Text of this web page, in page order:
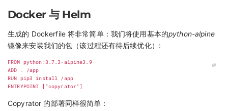
Docker 与 Helm
生成的 Dockerfile 将非常简单：我们将使用基本的python-alpine
镜像来安装我们的包（该过程还有待后续优化）:
FROM python:3.7.3-alpine3.9
ADD . /app
RUN pip3 install /app
ENTRYPOINT
[ "copyrator" ]
Copyrator 的部署同样很简单：